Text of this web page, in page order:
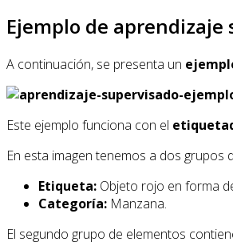
Ejemplo de aprendizaje
A continuación, se presenta un
Este ejemplo funciona con el
En esta imagen tenemos a dos grupos
Etiqueta: Objeto rojo en forma
Categoría: Manzana.
El segundo grupo de elementos